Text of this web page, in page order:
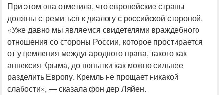
При этом она отметила, что европейские страны
должны стремиться к диалогу с российской стороной.
«Уже давно мы являемся свидетелями враждебного
отношения со стороны России, которое простирается
от ущемления международного права, такого как
аннексия Крыма, до попытки как можно сильнее
разделить Европу. Кремль не прощает никакой
слабости», — сказала фон дер Ляйен.